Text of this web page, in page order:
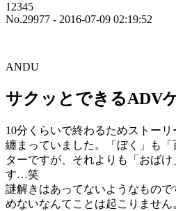
12345
No.29977 - 2016-07-09 02:19:52
ANDU
サクッとできるADV
10分くらいで終わるためストー
纏まっていました。「ぼく」も
ターですが、それよりも「おば
す…笑
謎解きはあってないようなもの
めないなんてことは起こりませ